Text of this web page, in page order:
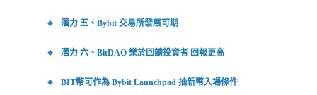
潛力 五、Bybit 交易所發展可期
潛力 六、BitDAO 樂於回饋投資者 回報更高
BIT幣可作為 Bybit Launchpad 抽新幣入場條件